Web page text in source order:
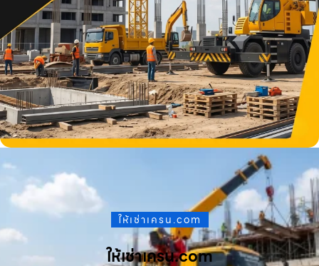
ให้เช่าเครน.com
ให้เช่าเครน.com